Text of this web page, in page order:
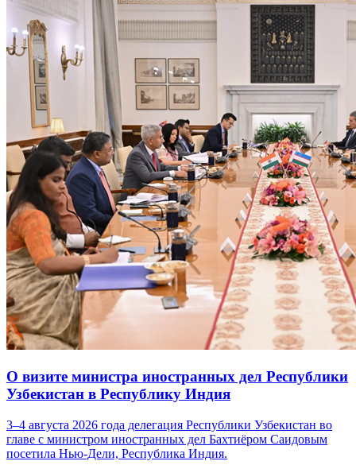
О визите министра иностранных дел Республики
Узбекистан в Республику Индия
3–4 августа 2026 года делегация Республики Узбекистан во
главе с министром иностранных дел Бахтиёром Саидовым
посетила Нью-Дели, Республика Индия.